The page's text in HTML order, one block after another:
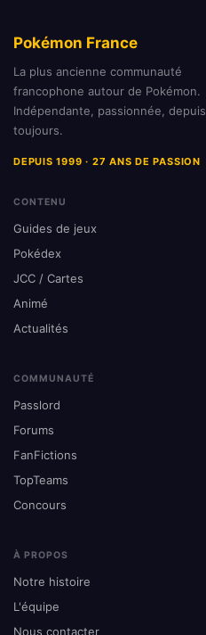
Pokémon France
La plus ancienne communauté
francophone autour de Pokémon.
Indépendante, passionnée, depuis
toujours.
DEPUIS 1999 · 27 ANS DE PASSION
CONTENU
Guides de jeux
Pokédex
JCC / Cartes
Animé
Actualités
COMMUNAUTÉ
Passlord
Forums
FanFictions
TopTeams
Concours
À PROPOS
Notre histoire
L'équipe
Nous contacter